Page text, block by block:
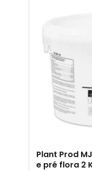
Plant Prod
e pré flora 2